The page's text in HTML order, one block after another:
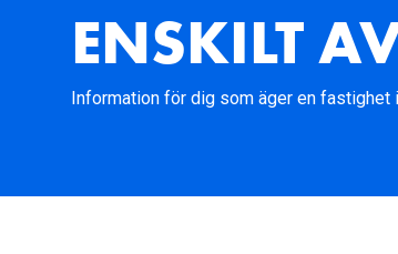
ENSKILT
Information för dig som äger en fastighet